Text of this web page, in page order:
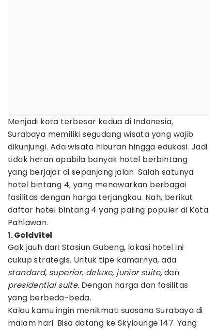
Menjadi kota terbesar kedua di Indonesia,
Surabaya memiliki segudang wisata yang wajib
dikunjungi. Ada wisata hiburan hingga edukasi. Jadi
tidak heran apabila banyak hotel berbintang
yang berjajar di sepanjang jalan. Salah satunya
hotel bintang 4, yang menawarkan berbagai
fasilitas dengan harga terjangkau. Nah, berikut
daftar hotel bintang 4 yang paling populer di Kota
Pahlawan.
1. Goldvitel
Gak jauh dari Stasiun Gubeng, lokasi hotel ini
cukup strategis. Untuk tipe kamarnya, ada
standard, superior, deluxe, junior suite, dan
presidential suite. Dengan harga dan fasilitas
yang berbeda-beda.
Kalau kamu ingin menikmati suasana Surabaya di
malam hari. Bisa datang ke Skylounge 147. Yang